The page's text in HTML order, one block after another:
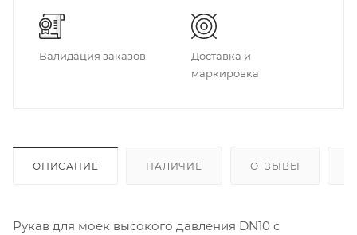
Валидация заказов
Доставка и
маркировка
ОПИСАНИЕ НАЛИЧИЕ ОТЗЫВЫ
Рукав для моек высокого давления DN10 с